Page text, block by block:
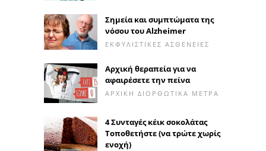
Σημεία και συμπτώματα της
νόσου του Alzheimer
ΕΚΦΥΛΙΣΤΙΚΈΣ ΑΣΘΈΝΕΙΕΣ
Αρχική θεραπεία για να
αφαιρέσετε την πείνα
ΑΡΧΙΚΉ ΔΙΟΡΘΩΤΙΚΆ ΜΈΤΡΑ
4 Συνταγές κέικ σοκολάτας
Τοποθετήστε (να τρώτε χωρίς
ενοχή)